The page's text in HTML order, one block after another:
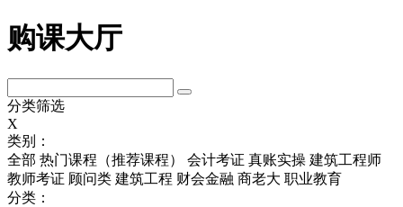
购课大厅
分类筛选
X
类别：
全部 热门课程（推荐课程） 会计考证 真账实操 建筑工程师
教师考证 顾问类 建筑工程 财会金融 商老大 职业教育
分类：